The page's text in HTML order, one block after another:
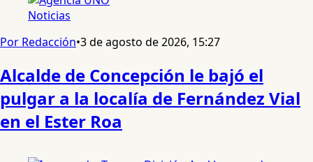
Noticias
Por Redacción•3 de agosto de 2026, 15:27
Alcalde de Concepción le bajó el
pulgar a la localía de Fernández Vial
en el Ester Roa